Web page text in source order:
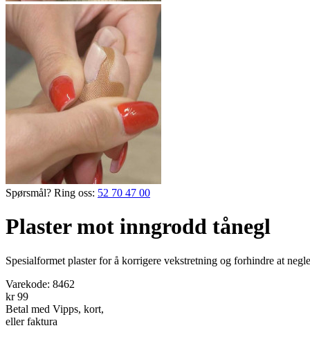
Spørsmål? Ring oss: 52 70 47 00
Plaster mot inngrodd tånegl
Spesialformet ­plaster for å ­korrigere vekst­retning og forhindre at
Varekode: 8462
kr 99
Betal med Vipps, kort,
eller faktura